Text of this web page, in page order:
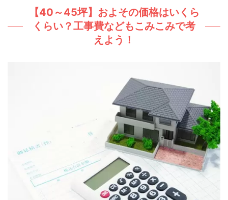
【40～45坪】およその価格はいくら
くらい？工事費などもこみこみで考
えよう！